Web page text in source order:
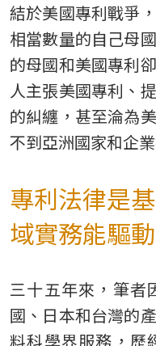
結於美國專利戰爭
相當數量的自己母
的母國和美國專利
人主張美國專利、
的糾纏，甚至淪為
不到亞洲國家和企
專利法律是
域實務能驅動
三十五年來，筆者
國、日本和台灣的
料科學界服務，歷